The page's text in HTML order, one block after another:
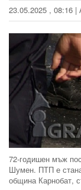
23.05.2025 , 08:16 |
72-годишен мъж
Шумен. ПТП е
община Карнобат,